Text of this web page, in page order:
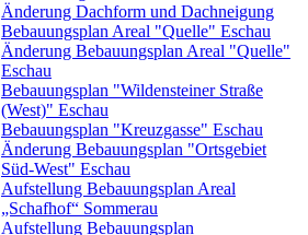
Änderung Dachform und Dachneigung
Bebauungsplan Areal "Quelle" Eschau
Änderung Bebauungsplan Areal "Quelle"
Eschau
Bebauungsplan "Wildensteiner Straße
(West)" Eschau
Bebauungsplan "Kreuzgasse" Eschau
Änderung Bebauungsplan "Ortsgebiet
Süd-West" Eschau
Aufstellung Bebauungsplan Areal
„Schafhof“ Sommerau
Aufstellung Bebauungsplan